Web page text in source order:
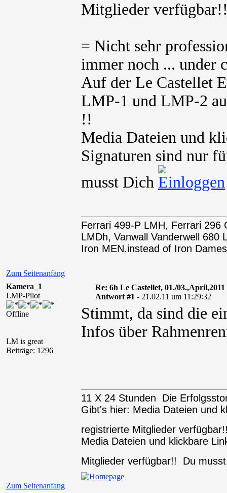
Mitglieder
= Nicht sehr
immer noch ... under
Auf der Le Castellet
LMP-1 und LMP-2
!!
Media Dateien und
Signaturen sind nur
musst Dich
Zum Seitenanfang
Ferrari 499-P LMH, Ferrari 296
LMDh, Vanwall Vanderwell
Iron MEN.instead of Iron
Kamera_1
LMP-Pilot
Offline
LM is great
Beiträge: 1296
Re: 6h Le Castellet, 01./03.,April,2011
Antwort #1 - 21.02.11 um 11:29:32
Stimmt, da sind die
Infos über
Zum Seitenanfang
11 X 24 Stunden Die
Gibt's hier: Media Dateien und
registrierte Mitglieder
Media Dateien und klickbare
Mitglieder verfügbar!! Du